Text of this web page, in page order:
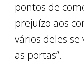
pontos de
prejuízo aos
vários deles
as portas”.